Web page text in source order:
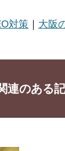
対策 ｜ 大阪
連のある